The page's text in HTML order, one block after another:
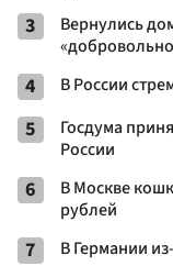
3
Вернулись
4 В России
5
Госдума
России
6
В Москве
рублей
7 В Германии